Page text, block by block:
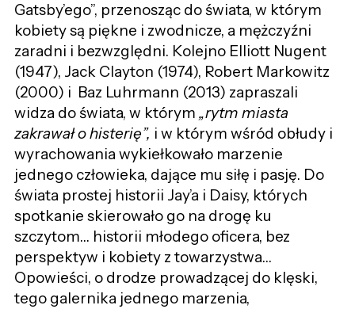
Gatsby’ego”, przenosząc do świata, w którym
kobiety są piękne i zwodnicze, a mężczyźni
zaradni i bezwzględni. Kolejno Elliott Nugent
(1947), Jack Clayton (1974), Robert Markowitz
(2000) i Baz Luhrmann (2013) zapraszali
widza do świata, w którym „rytm miasta
zakrawał o histerię”, i w którym wśród obłudy i
wyrachowania wykiełkowało marzenie
jednego człowieka, dające mu siłę i pasję. Do
świata prostej historii Jay’a i Daisy, których
spotkanie skierowało go na drogę ku
szczytom… historii młodego oficera, bez
perspektyw i kobiety z towarzystwa…
Opowieści, o drodze prowadzącej do klęski,
tego galernika jednego marzenia,